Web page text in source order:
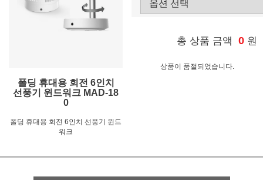
폴딩 휴대용 회전 6인치
선풍기 윈드워크 MAD-18
0
폴딩 휴대용 회전 6인치 선풍기 윈드
워크
총 상품 금액 0 원
상품이 품절되었습니다.